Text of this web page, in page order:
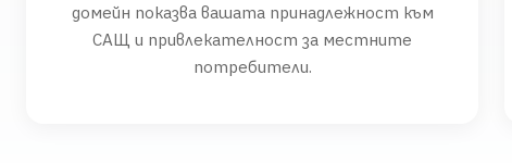
домейн показва вашата принадлежност към
САЩ и привлекателност за местните
потребители.